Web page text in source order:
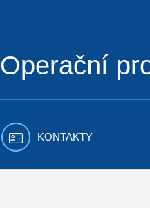
Operační
KONTAKTY